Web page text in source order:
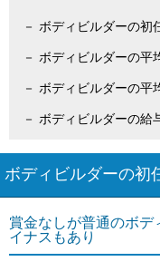
ボディビルダーの初
ボディビルダーの平
ボディビルダーの平
ボディビルダーの給
ボディビルダーの初
賞金なしが普通のボデ
イナスもあり